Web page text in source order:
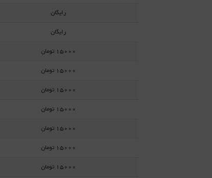
رایگان
رایگان
15000 تومان
15000 تومان
15000 تومان
15000 تومان
15000 تومان
15000 تومان
15000 تومان